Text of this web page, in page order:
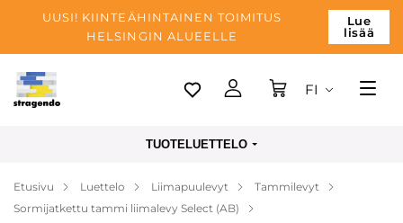
UUSI! KIINTEÄHINTAINEN TOIMITUS
HELSINGIN ALUEELLE
Lue
lisää
Tallinn
Maksu
FI
TUOTELUETTELO
Etusivu Luettelo Liimapuulevyt
Tammilevyt
Sormijatkettu tammi liimalevy Select (AB)